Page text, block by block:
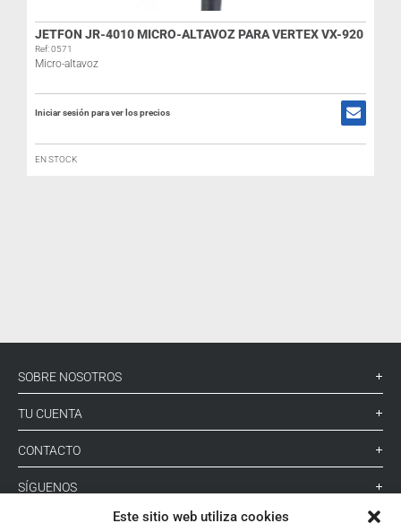
Este sitio web utiliza cookies
JETFON JR-4010 MICRO-ALTAVOZ PARA VERTEX VX-920
Ref: 0571
Micro-altavoz
Iniciar sesión para ver los precios
EN STOCK
SOBRE NOSOTROS
TU CUENTA
CONTACTO
SÍGUENOS